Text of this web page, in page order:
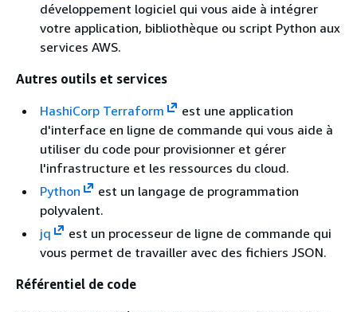
développement logiciel qui vous aide à intégrer
votre application, bibliothèque ou script Python aux
services AWS.
Autres outils et services
HashiCorp Terraform
est une application
d'interface en ligne de commande qui vous aide à
utiliser du code pour provisionner et gérer
l'infrastructure et les ressources du cloud.
Python
est un langage de programmation
polyvalent.
jq
est un processeur de ligne de commande qui
vous permet de travailler avec des fichiers JSON.
Référentiel de code